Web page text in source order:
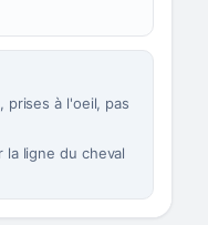
prises à l'oeil, pas
la ligne du cheval